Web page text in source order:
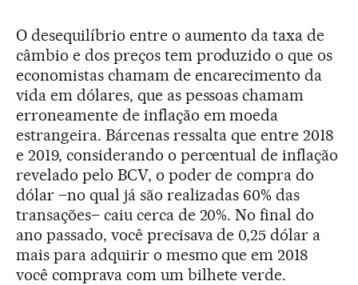
O desequilíbrio entre o aumento da taxa de
câmbio e dos preços tem produzido o que os
economistas chamam de encarecimento da
vida em dólares, que as pessoas chamam
erroneamente de inflação em moeda
estrangeira. Bárcenas ressalta que entre 2018
e 2019, considerando o percentual de inflação
revelado pelo BCV, o poder de compra do
dólar –no qual já são realizadas 60% das
transações– caiu cerca de 20%. No final do
ano passado, você precisava de 0,25 dólar a
mais para adquirir o mesmo que em 2018
você comprava com um bilhete verde.